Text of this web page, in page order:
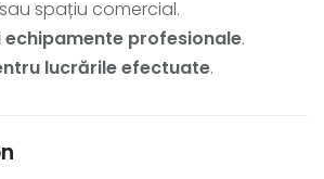
spațiu comercial.
echipamente profesionale.
lucrările efectuate.